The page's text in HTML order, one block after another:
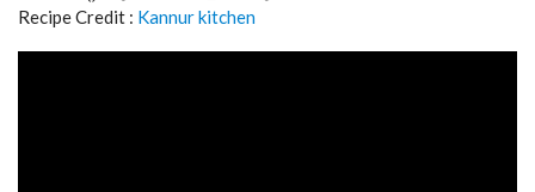
Recipe Credit : Kannur kitchen